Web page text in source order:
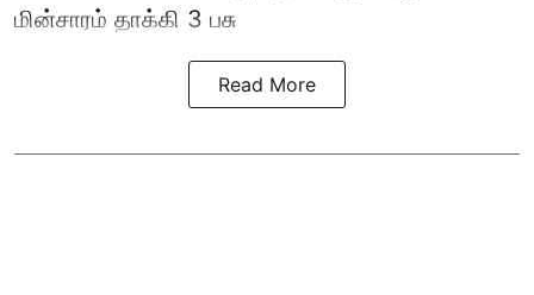
மின்சாரம் தாக்கி 3 பசு
Read More